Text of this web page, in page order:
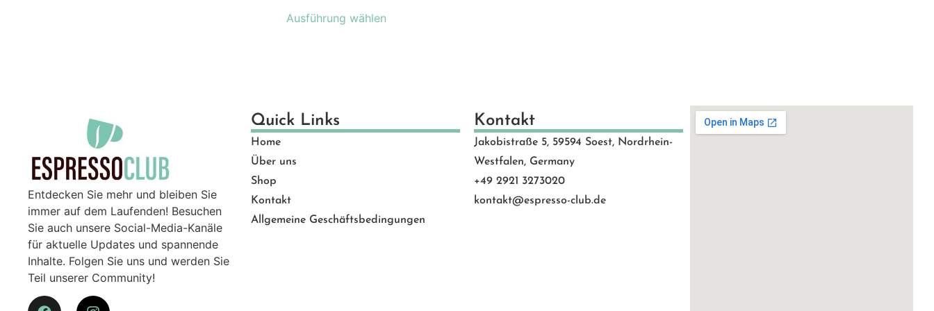
Gutscheine
Sale
(20)
Service(0)
Ausführung wählen
Entdecken Sie mehr und bleiben Sie
immer auf dem Laufenden! Besuchen
Sie auch unsere Social-Media-Kanäle
für aktuelle Updates und spannende
Inhalte. Folgen Sie uns und werden Sie
Teil unserer Community!
Quick Links
Home
Über uns
Shop
Kontakt
Allgemeine Geschäftsbedingungen
Kontakt
Jakobistraße 5, 59594 Soest, Nordrhein-
Westfalen, Germany
+49 2921 3273020
kontakt@espresso-club.de